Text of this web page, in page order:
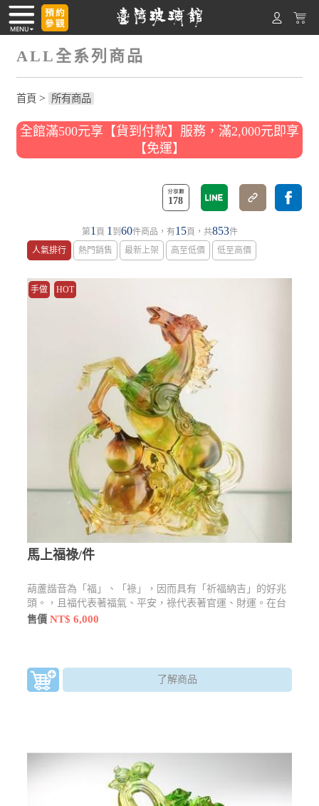
ALL全系列商品
首頁 > 所有商品
全館滿500元享【貨到付款】服務，滿2,000元即享
【免運】
178
第1 頁 1 到 60件商品，有15頁，共853件
人氣排行
熱門銷售 最新上架 高至低價 低至高價
手做 HOT
馬上福祿/件
葫蘆諧音為「福」、「祿」，因而具有「祈福納吉」的好兆
頭。，且福代表著福氣、平安，祿代表著官運、財運。在台
灣的鄉間則流傳一句諺語：「厝內一粒瓠(葫蘆)，家內才會
售價NT$ 6,000
了解商品